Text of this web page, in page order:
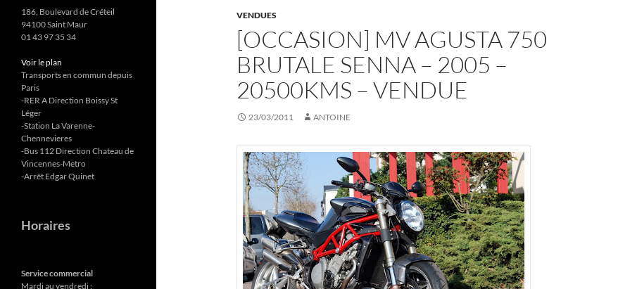
VENDUES
[OCCASION] MV AGUSTA 750
BRUTALE SENNA – 2005 –
20500KMS – VENDUE
23/03/2011 ANTOINE
186, Boulevard de Créteil
94100 Saint Maur
01 43 97 35 34
Voir le plan
Transports en commun depuis
Paris
-RER A Direction Boissy St
Léger
-Station La Varenne-
Chennevieres
-Bus 112 Direction Chateau de
Vincennes-Metro
-Arrêt Edgar Quinet
Horaires
Service commercial
Mardi au vendredi :